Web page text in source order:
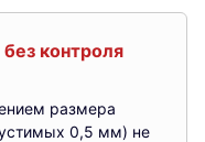
контроля
размера
0,5 мм) не